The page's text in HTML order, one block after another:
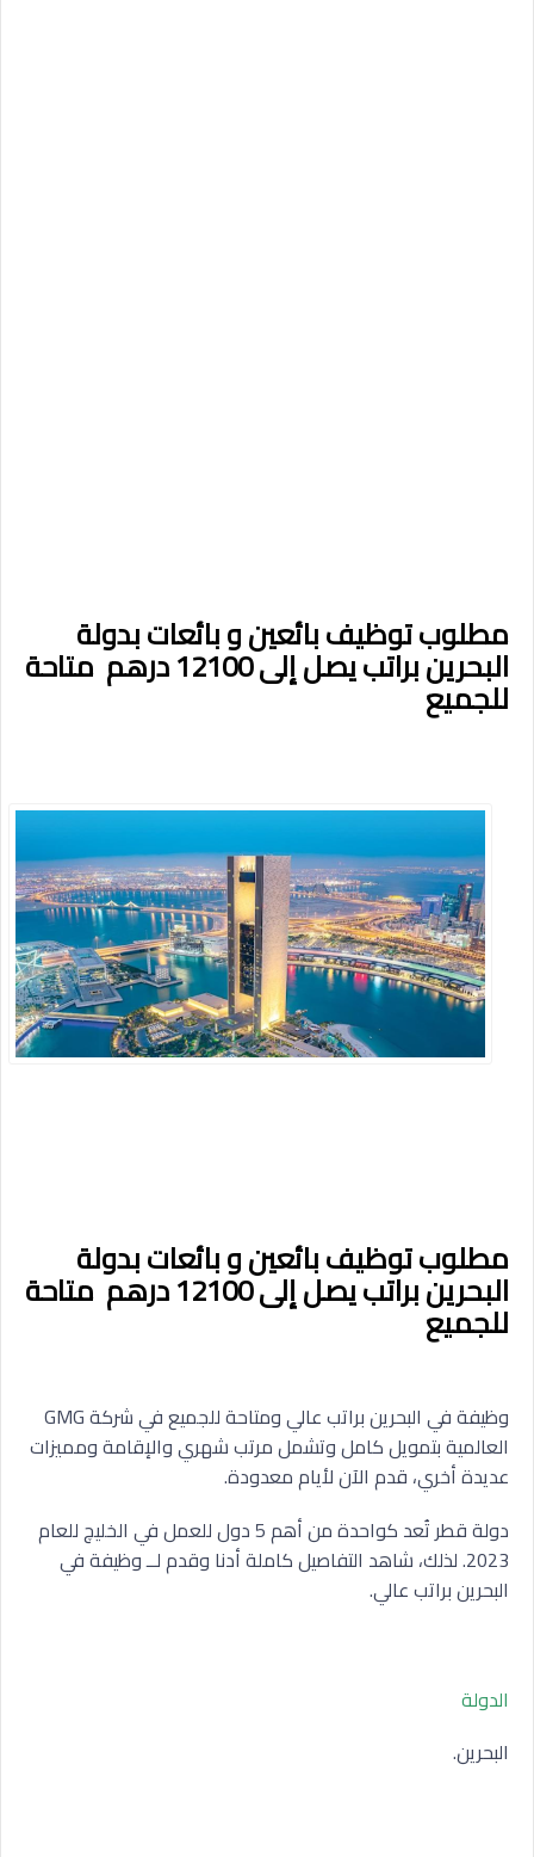
مطلوب توظيف بائعين و بائعات بدولة
البحرين براتب يصل إلى 12100 درهم متاحة
للجميع
مطلوب توظيف بائعين و بائعات بدولة
البحرين براتب يصل إلى 12100 درهم متاحة
للجميع
وظيفة في البحرين براتب عالي ومتاحة للجميع في شركة GMG
العالمية بتمويل كامل وتشمل مرتب شهري والإقامة ومميزات
عديدة أخري، قدم الآن لأيام معدودة.
دولة قطر تُعد كواحدة من أهم 5 دول للعمل في الخليچ للعام
2023. لذلك، شاهد التفاصيل كاملة أدنا وقدم لــ وظيفة في
البحرين براتب عالي.
الدولة
البحرين.